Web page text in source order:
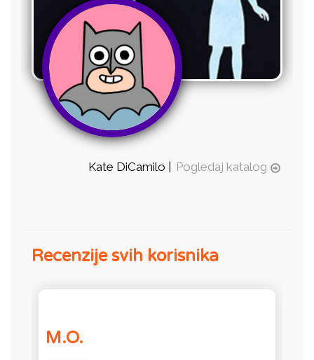
Kate DiCamilo | Pogledaj katalog
Recenzije svih korisnika
M.O.